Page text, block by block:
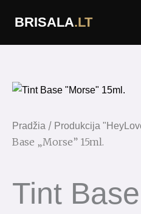
BRISALA.LT
Pradžia / Produkcija
Base „Morse” 15ml.
Tint